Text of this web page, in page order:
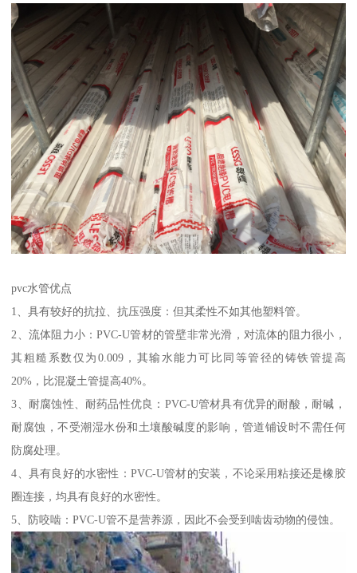
pvc水管优点
1、具有较好的抗拉、抗压强度：但其柔性不如其他塑料管。
2、流体阻力小：PVC-U管材的管壁非常光滑，对流体的阻力很小，
其粗糙系数仅为0.009，其输水能力可比同等管径的铸铁管提高
20%，比混凝土管提高40%。
3、耐腐蚀性、耐药品性优良：PVC-U管材具有优异的耐酸，耐碱，
耐腐蚀，不受潮湿水份和土壤酸碱度的影响，管道铺设时不需任何
防腐处理。
4、具有良好的水密性：PVC-U管材的安装，不论采用粘接还是橡胶
圈连接，均具有良好的水密性。
5、防咬啮：PVC-U管不是营养源，因此不会受到啮齿动物的侵蚀。